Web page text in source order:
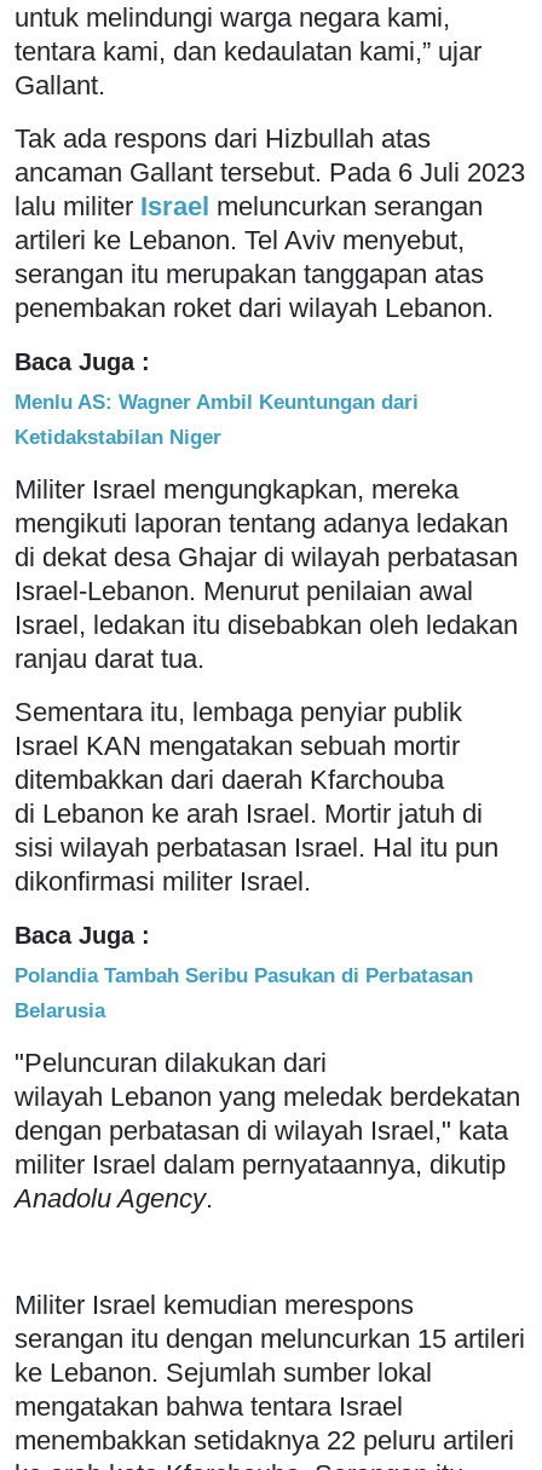
untuk melindungi warga negara kami,
tentara kami, dan kedaulatan kami,” ujar
Gallant.
Tak ada respons dari Hizbullah atas
ancaman Gallant tersebut. Pada 6 Juli 2023
lalu militer Israel meluncurkan serangan
artileri ke Lebanon. Tel Aviv menyebut,
serangan itu merupakan tanggapan atas
penembakan roket dari wilayah Lebanon.
Baca Juga :
Menlu AS: Wagner Ambil Keuntungan dari
Ketidakstabilan Niger
Militer Israel mengungkapkan, mereka
mengikuti laporan tentang adanya ledakan
di dekat desa Ghajar di wilayah perbatasan
Israel-Lebanon. Menurut penilaian awal
Israel, ledakan itu disebabkan oleh ledakan
ranjau darat tua.
Sementara itu, lembaga penyiar publik
Israel KAN mengatakan sebuah mortir
ditembakkan dari daerah Kfarchouba
di Lebanon ke arah Israel. Mortir jatuh di
sisi wilayah perbatasan Israel. Hal itu pun
dikonfirmasi militer Israel.
Baca Juga :
Polandia Tambah Seribu Pasukan di Perbatasan
Belarusia
"Peluncuran dilakukan dari
wilayah Lebanon yang meledak berdekatan
dengan perbatasan di wilayah Israel," kata
militer Israel dalam pernyataannya, dikutip
Anadolu Agency.
Militer Israel kemudian merespons
serangan itu dengan meluncurkan 15 artileri
ke Lebanon. Sejumlah sumber lokal
mengatakan bahwa tentara Israel
menembakkan setidaknya 22 peluru artileri